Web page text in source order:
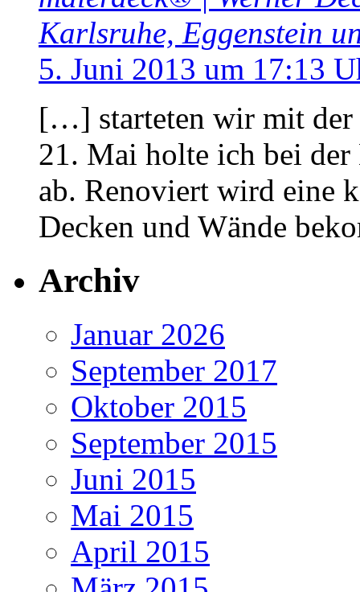
Karlsruhe, Eggenstein
5. Juni 2013 um 17:13
[…] starteten wir mit der
21. Mai holte ich bei der
ab. Renoviert wird eine
Decken und Wände
Archiv
Januar 2026
September 2017
Oktober 2015
September 2015
Juni 2015
Mai 2015
April 2015